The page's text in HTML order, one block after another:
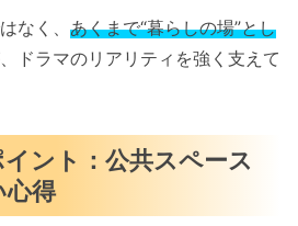
なく、 あくまで“暮らしの場”とし
ドラマのリアリティを強く支えて
ント：公共スペース
心得